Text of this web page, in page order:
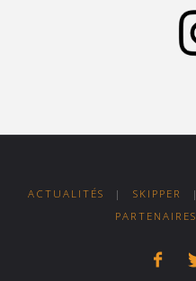
ACTUALITÉS | SKIPPER |
PARTENAIRES